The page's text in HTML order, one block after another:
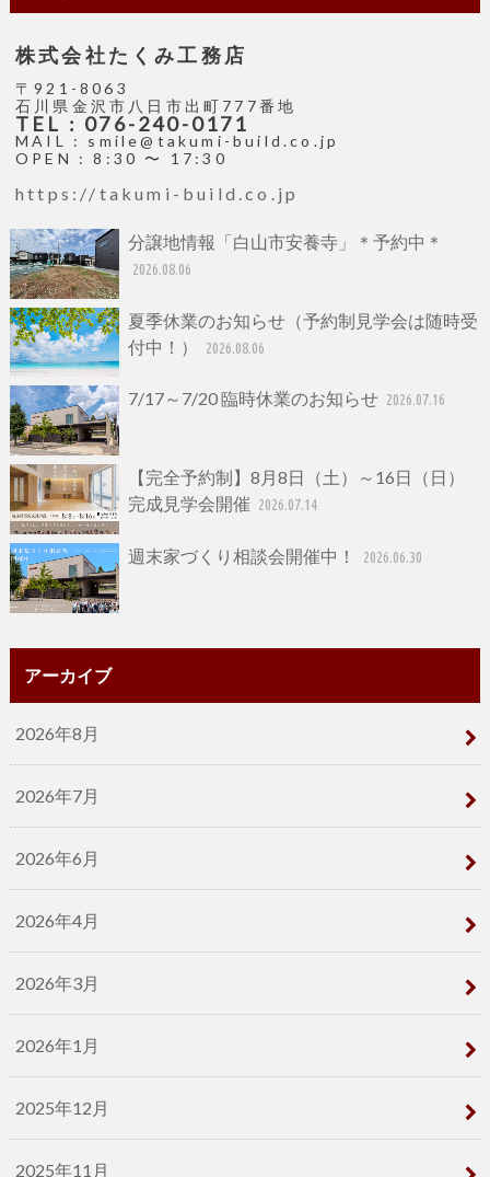
株式会社たくみ工務店
〒921-8063
石川県金沢市八日市出町777番地
TEL : 076-240-0171
MAIL : smile@takumi-build.co.jp
OPEN : 8:30 〜 17:30
https://takumi-build.co.jp
分譲地情報「白山市安養寺」＊予約中＊
2026.08.06
夏季休業のお知らせ（予約制見学会は随時受
付中！）
2026.08.06
7/17～7/20 臨時休業のお知らせ 2026.07.16
【完全予約制】8月8日（土）～16日（日）
完成見学会開催 2026.07.14
週末家づくり相談会開催中！ 2026.06.30
アーカイブ
2026年8月
2026年7月
2026年6月
2026年4月
2026年3月
2026年1月
2025年12月
2025年11月